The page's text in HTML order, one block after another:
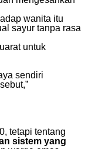
wanita itu
sayur tanpa rasa
untuk
sendiri
tetapi tentang
sistem yang